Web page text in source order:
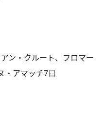
ン・クルート、フロマー
・アマッチ7日